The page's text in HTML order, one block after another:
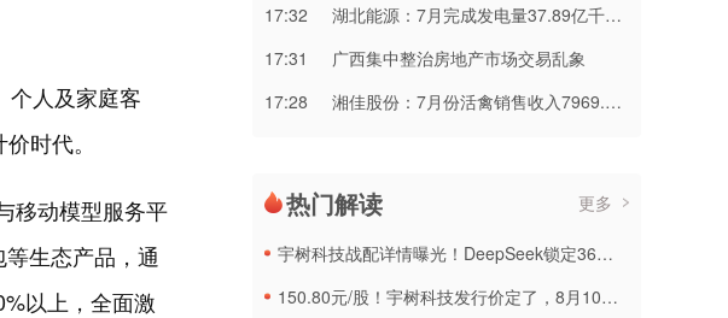
个人及家庭客
时代。
移动模型服务平
生态产品，通
以上，全面激
17:32
湖北能源：7月完成发电量37.89亿千瓦时 同比减少12.66%
17:31
广西集中整治房地产市场交易乱象
17:28
湘佳股份：7月份活禽销售收入7969.32万元 环比增长6.21%
热门解读 更多
宇树科技战配详情曝光！DeepSeek锁定36个月，社保基金多个组合参与
150.80元/股！宇树科技发行价定了，8月10日申购